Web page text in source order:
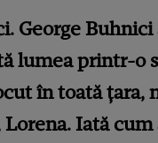
George
lumea printr-o
în toată țara,
Iată cum